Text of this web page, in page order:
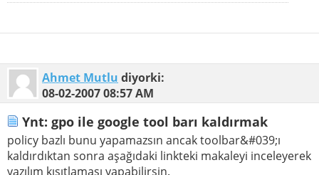
Ahmet Mutlu diyorki:
08-02-200708:57 AM
Ynt: gpo ile google tool barı kaldırmak
policy bazlı bunu yapamazsın ancak toolbar&#039;ı
kaldırdıktan sonra aşağıdaki linkteki makaleyi inceleyerek
yazılım kısıtlaması yapabilirsin.